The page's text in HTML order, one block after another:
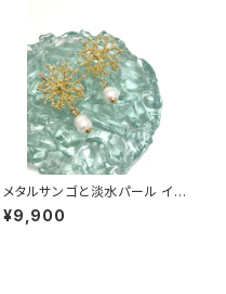
メタルサンゴと淡水パール イヤ
リング・ピアス
¥9,900